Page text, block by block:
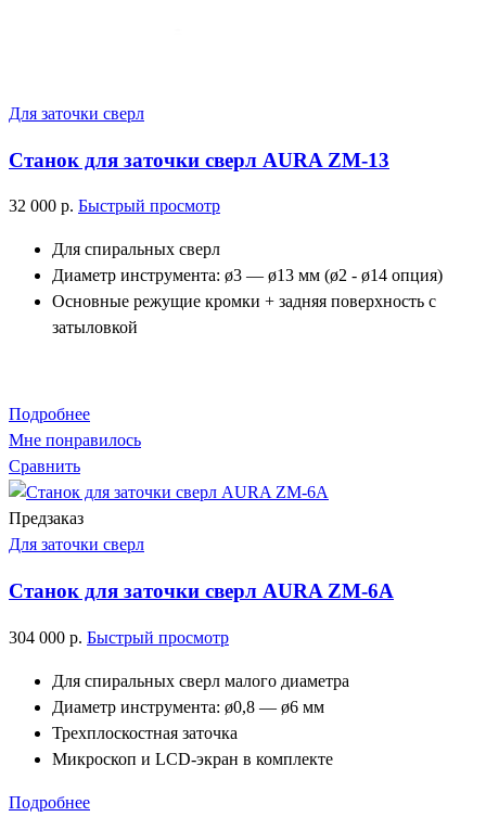
Для заточки сверл
Станок для заточки сверл AURA ZM-13
32 000 р. Быстрый просмотр
Для спиральных сверл
Диаметр инструмента: ø3 — ø13 мм (ø2 - ø14 опция)
Основные режущие кромки + задняя поверхность с
затыловкой
Подробнее
Мне понравилось
Сравнить
Предзаказ
Для заточки сверл
Cтанок для заточки сверл AURA ZM-6A
304 000 р. Быстрый просмотр
Для спиральных сверл малого диаметра
Диаметр инструмента: ø0,8 — ø6 мм
Трехплоскостная заточка
Микроскоп и LCD-экран в комплекте
Подробнее